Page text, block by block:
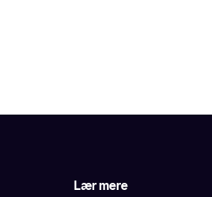
Lær mere